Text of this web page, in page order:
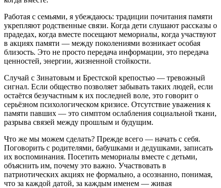
Работая с семьями, я убеждаюсь: традиции почитания памяти
укрепляют родственные связи. Когда дети слушают рассказы о
прадедах, когда вместе посещают мемориалы, когда участвуют
в акциях памяти — между поколениями возникает особая
близость. Это не просто передача информации, это передача
ценностей, энергии, жизненной стойкости.
Случай с Зинатовым и Брестской крепостью — тревожный
сигнал. Если общество позволяет забывать таких людей, если
остаётся безучастным к их последней воле, это говорит о
серьёзном психологическом кризисе. Отсутствие уважения к
памяти павших — это симптом ослабления социальной ткани,
разрыва связей между прошлым и будущим.
Что же мы можем сделать? Прежде всего — начать с себя.
Поговорить с родителями, бабушками и дедушками, записать
их воспоминания. Посетить мемориалы вместе с детьми,
объяснить им, почему это важно. Участвовать в
патриотических акциях не формально, а осознанно, понимая,
что за каждой датой, за каждым именем — живая